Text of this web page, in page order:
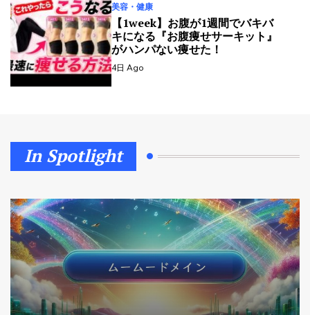
美容・健康
【1week】お腹が1週間でバキバ
キになる『お腹痩せサーキット』
がハンパない痩せた！
4日 Ago
In Spotlight